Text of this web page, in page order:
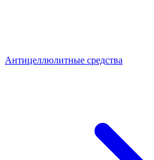
Антицеллюлитные средства